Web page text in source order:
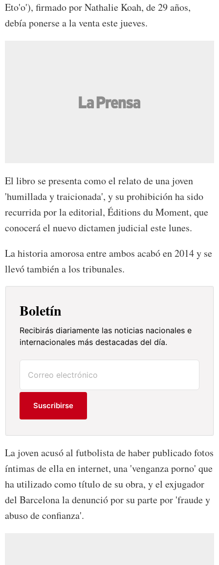
Eto'o'), firmado por Nathalie Koah, de 29 años,
debía ponerse a la venta este jueves.
El libro se presenta como el relato de una joven
'humillada y traicionada', y su prohibición ha sido
recurrida por la editorial, Éditions du Moment, que
conocerá el nuevo dictamen judicial este lunes.
La historia amorosa entre ambos acabó en 2014 y se
llevó también a los tribunales.
Boletín
Recibirás diariamente las noticias nacionales e
internacionales más destacadas del día.
Suscribirse
La joven acusó al futbolista de haber publicado fotos
íntimas de ella en internet, una 'venganza porno' que
ha utilizado como título de su obra, y el exjugador
del Barcelona la denunció por su parte por 'fraude y
abuso de confianza'.